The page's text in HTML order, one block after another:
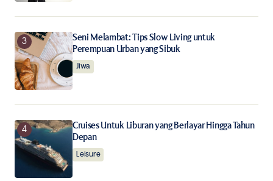
Seni Melambat: Tips Slow Living untuk
Perempuan Urban yang Sibuk
Jiwa
Cruises Untuk Liburan yang Berlayar Hingga Tahun
Depan
Leisure